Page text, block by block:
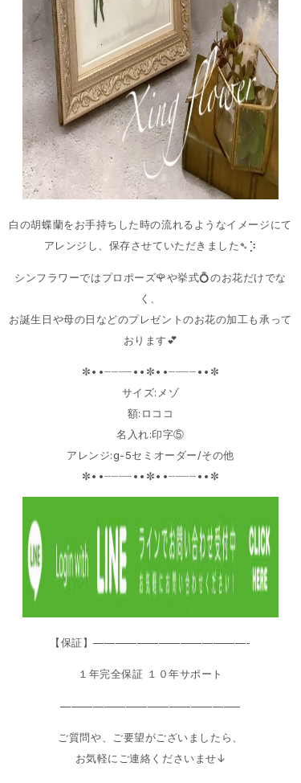
白の胡蝶蘭をお手持ちした時の流れるようなイメージにて
アレンジし、保存させていただきました➴⡱
シンフラワーではプロポーズ🌹や挙式💍のお花だけでな
く、
お誕生日や母の日などのプレゼントのお花の加工も承って
おります💕
✼••┈┈┈┈••✼••┈┈┈┈••✼
サイズ:メゾ
額:ロココ
名入れ:印字⑤
アレンジ:g-5セミオーダー/その他
✼••┈┈┈┈••✼••┈┈┈┈••✼
【保証】——————————————-
１年完全保証 １０年サポート
————————————————–
ご質問や、ご要望がございましたら、
お気軽にご連絡くださいませ↓